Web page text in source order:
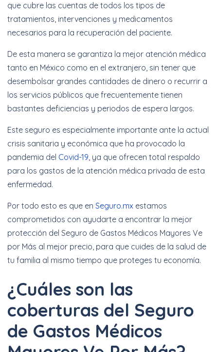
que cubre las cuentas de todos los tipos de
tratamientos, intervenciones y medicamentos
necesarios para la recuperación del paciente.
De esta manera se garantiza la mejor atención médica
tanto en México como en el extranjero, sin tener que
desembolsar grandes cantidades de dinero o recurrir a
los servicios públicos que frecuentemente tienen
bastantes deficiencias y periodos de espera largos.
Este seguro es especialmente importante ante la actual
crisis sanitaria y económica que ha provocado la
pandemia del Covid-19, ya que ofrecen total respaldo
para los gastos de la atención médica privada de esta
enfermedad.
Por todo esto es que en Seguro.mx estamos
comprometidos con ayudarte a encontrar la mejor
protección del Seguro de Gastos Médicos Mayores Ve
por Más al mejor precio, para que cuides de la salud de
tu familia al mismo tiempo que proteges tu economía.
¿Cuáles son las
coberturas del Seguro
de Gastos Médicos